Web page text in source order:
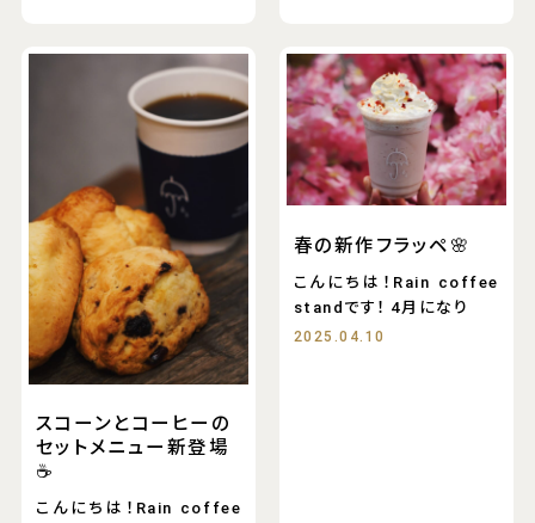
スコーンとコーヒーの
セットメニュー新登場
☕️
こんにちは！Rain coffee
春の新作フラッペ🌸
こんにちは！Rain coffee
standです！ 4月になり
2025.04.10